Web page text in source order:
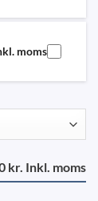
moms
kr. Inkl. moms